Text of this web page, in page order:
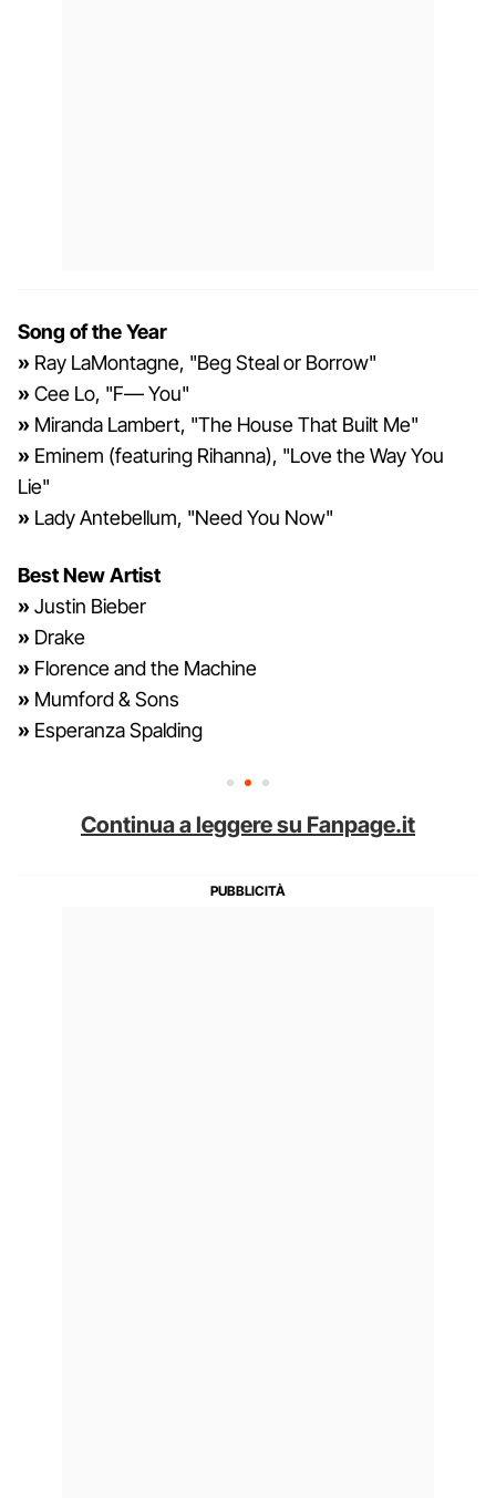
Song of the Year
» Ray LaMontagne, "Beg Steal or Borrow"
» Cee Lo, "F— You"
» Miranda Lambert, "The House That Built Me"
» Eminem (featuring Rihanna), "Love the Way You
Lie"
» Lady Antebellum, "Need You Now"
Best New Artist
» Justin Bieber
» Drake
» Florence and the Machine
» Mumford & Sons
» Esperanza Spalding
Continua a leggere su Fanpage.it